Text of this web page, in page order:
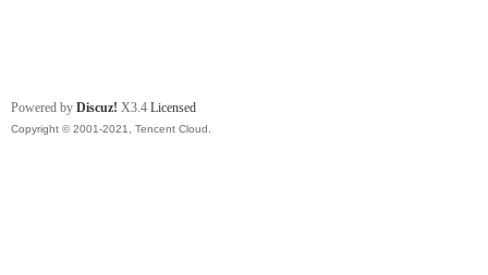
Powered by Discuz! X3.4 Licensed
Copyright © 2001-2021, Tencent Cloud.